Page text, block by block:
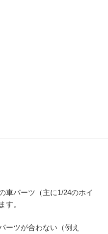
車パーツ（主に1/24のホイ
す。
ーツが合わない（例え